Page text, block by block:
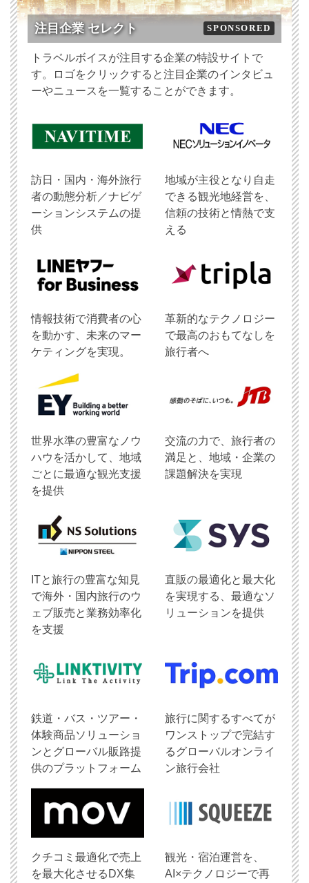
注目企業 セレクト SPONSORED
トラベルボイスが注目する企業の特設サイトで
す。ロゴをクリックすると注目企業のインタビュ
ーやニュースを一覧することができます。
訪日・国内・海外旅行
者の動態分析／ナビゲ
ーションシステムの提
供
地域が主役となり自走
できる観光地経営を、
信頼の技術と情熱で支
える
情報技術で消費者の心
を動かす、未来のマー
ケティングを実現。
革新的なテクノロジー
で最高のおもてなしを
旅行者へ
世界水準の豊富なノウ
ハウを活かして、地域
ごとに最適な観光支援
を提供
交流の力で、旅行者の
満足と、地域・企業の
課題解決を実現
ITと旅行の豊富な知見
で海外・国内旅行のウ
ェブ販売と業務効率化
を支援
直販の最適化と最大化
を実現する、最適なソ
リューションを提供
鉄道・バス・ツアー・
体験商品ソリューショ
ンとグローバル販路提
供のプラットフォーム
旅行に関するすべてが
ワンストップで完結す
るグローバルオンライ
ン旅行会社
クチコミ最適化で売上
を最大化させるDX集
観光・宿泊運営を、
AI×テクノロジーで再